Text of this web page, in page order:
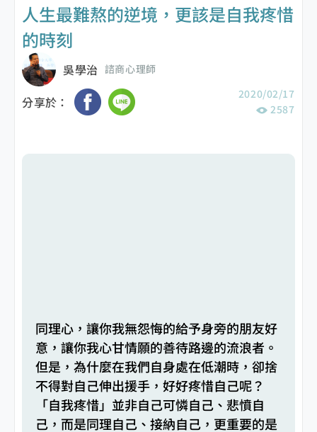
人生最難熬的逆境，更該是自我疼惜
的時刻
吳學治 諮商心理師
分享於：
2020/02/17
2587
同理心，讓你我無怨悔的給予身旁的朋友好
意，讓你我心甘情願的善待路邊的流浪者。
但是，為什麼在我們自身處在低潮時，卻捨
不得對自己伸出援手，好好疼惜自己呢？
「自我疼惜」並非自己可憐自己、悲憤自
己，而是同理自己、接納自己，更重要的是